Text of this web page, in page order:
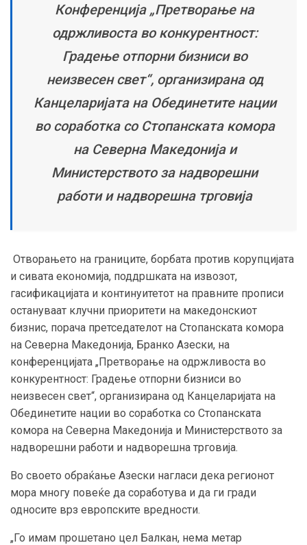
Конференција „Претворање на
одржливоста во конкурентност:
Градење отпорни бизниси во
неизвесен свет“, организирана од
Канцеларијата на Обединетите нации
во соработка со Стопанската комора
на Северна Македонија и
Министерството за надворешни
работи и надворешна трговија
Отворањето на границите, борбата против корупцијата
и сивата економија, поддршката на извозот,
гасификацијата и континуитетот на правните прописи
остануваат клучни приоритети на македонскиот
бизнис, порача претседателот на Стопанската комора
на Северна Македонија, Бранко Азески, на
конференцијата „Претворање на одржливоста во
конкурентност: Градење отпорни бизниси во
неизвесен свет“, организирана од Канцеларијата на
Обединетите нации во соработка со Стопанската
комора на Северна Македонија и Министерството за
надворешни работи и надворешна трговија.
Во своето обраќање Азески нагласи дека регионот
мора многу повеќе да соработува и да ги гради
односите врз европските вредности.
„Го имам прошетано цел Балкан, нема метар